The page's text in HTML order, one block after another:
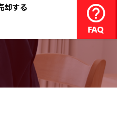
却する